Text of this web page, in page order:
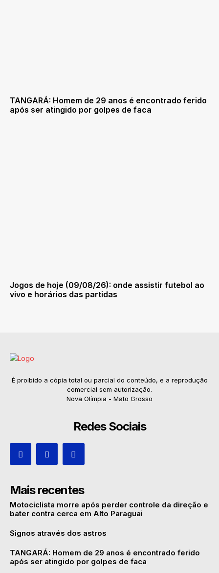
TANGARÁ: Homem de 29 anos é encontrado ferido
após ser atingido por golpes de faca
Jogos de hoje (09/08/26): onde assistir futebol ao
vivo e horários das partidas
É proibido a cópia total ou parcial do conteúdo, e a reprodução
comercial sem autorização.
Nova Olímpia - Mato Grosso
Redes Sociais
Mais recentes
Motociclista morre após perder controle da direção e
bater contra cerca em Alto Paraguai
Signos através dos astros
TANGARÁ: Homem de 29 anos é encontrado ferido
após ser atingido por golpes de faca